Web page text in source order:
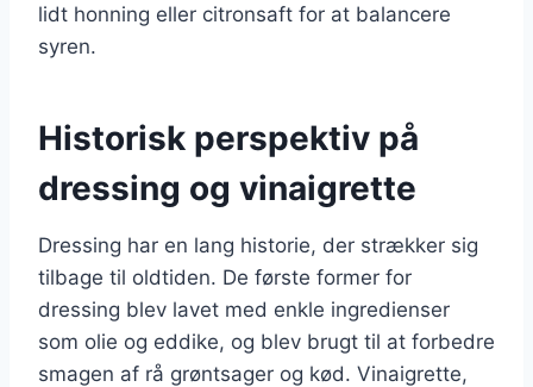
lidt honning eller citronsaft for at balancere
syren.
Historisk perspektiv på
dressing og vinaigrette
Dressing har en lang historie, der strækker sig
tilbage til oldtiden. De første former for
dressing blev lavet med enkle ingredienser
som olie og eddike, og blev brugt til at forbedre
smagen af rå grøntsager og kød. Vinaigrette,